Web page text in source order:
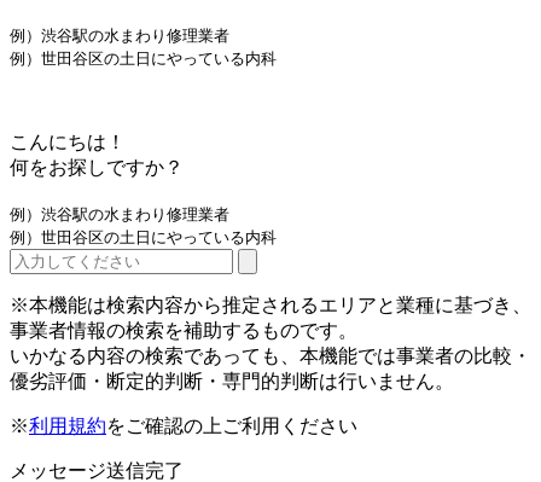
例）渋谷駅の水まわり修理業者
例）世田谷区の土日にやっている内科
こんにちは！
何をお探しですか？
例）渋谷駅の水まわり修理業者
例）世田谷区の土日にやっている内科
※本機能は検索内容から推定されるエリアと業種に基づき、
事業者情報の検索を補助するものです。
いかなる内容の検索であっても、本機能では事業者の比較・
優劣評価・断定的判断・専門的判断は行いません。
※利用規約をご確認の上ご利用ください
メッセージ送信完了